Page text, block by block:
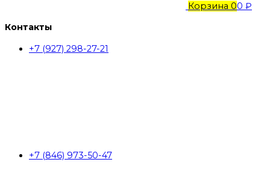
Корзина 00 ₽
Контакты
+7 (927) 298-27-21
+7 (846) 973-50-47